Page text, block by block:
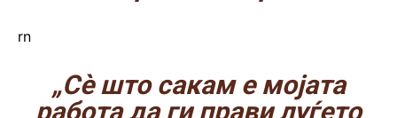
rn
„Сè што сакам е мојата
работа да ги прави луѓето